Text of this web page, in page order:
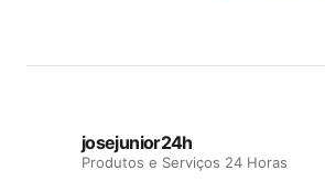
josejunior24h
Produtos e Serviços 24 Horas